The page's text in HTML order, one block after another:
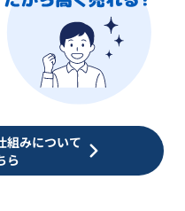
組みについて
ら